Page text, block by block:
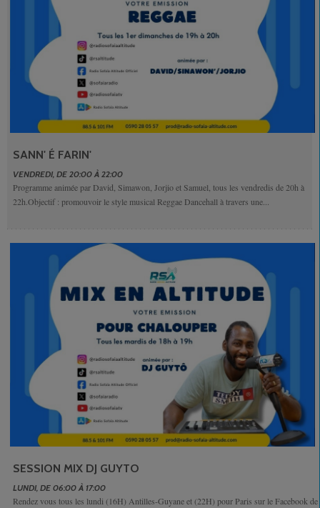
SANN' É FARIN'
VENDREDI, DE 20:00 À 22:00
Programme animée par David, Simawon, Jorjio et Samuel, tous les vendredis de 20h à
22h.Objectif : promouvoir le style musical Reggae Dancehall à travers une...
SESSION MIX DJ GUYTO
LUNDI, DE 06:00 À 17:00
Rendez vous tous les lundi (16H) Antilles-Guyane et (22H) pour Paris sur le Facebook de